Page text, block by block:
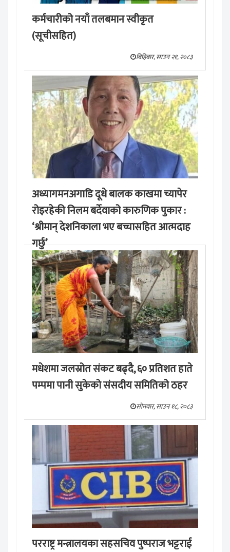
कर्मचारीको नयाँ तलबमान स्वीकृत
(सूचीसहित)
बिहिबार, साउन २१, २०८३
अध्यागमनअगाडि दूधे बालक काखमा च्यापेर
रोइरहेकी निलम बर्देवाको कारुणिक पुकार :
‘श्रीमान् देशनिकाला भए बच्चासहित आत्मदाह
गर्छु’
मङ्लबार, साउन १९, २०८३
मधेशमा जलस्रोत संकट बढ्दै, ६० प्रतिशत हाते
पम्पमा पानी सुकेको संसदीय समितिको ठहर
सोमवार, साउन १८, २०८३
परराष्ट्र मन्त्रालयका सहसचिव पुष्पराज भट्टराई